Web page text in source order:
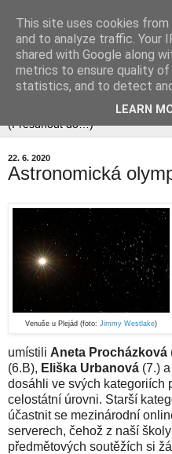
22. 6. 2020
Astronomická
Venuše u Plejád (foto: Jimmy Westlake)
umístili Aneta Procházková
(6.B), Eliška Urbanová (7.) a
dosáhli ve svých kategoriích
celostátní úrovni. Starší
účastnit se mezinárodní
serverech, čehož z naší
předmětových soutěžích si
This site uses cookies
and to analyze traffic. Your
shared with Google along
metrics to ensure quality of
statistics, and to detect
LEARN